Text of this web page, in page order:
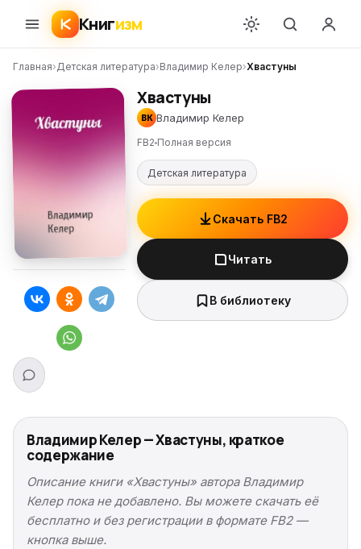
Книгизм
Главная›Детская литература›Владимир Келер›Хвастуны
Хвастуны
ВК Владимир Келер
FB2 Полная версия
Детская литература
Скачать FB2
Читать
В библиотеку
Владимир Келер — Хвастуны, краткое
содержание
Описание книги «Хвастуны» автора Владимир
Келер пока не добавлено. Вы можете скачать её
бесплатно и без регистрации в формате FB2 —
кнопка выше.